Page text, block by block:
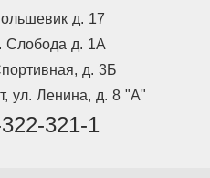
д. 17
Слобода д. 1А
д. 3Б
ул. Ленина, д. 8 "А"
321-1